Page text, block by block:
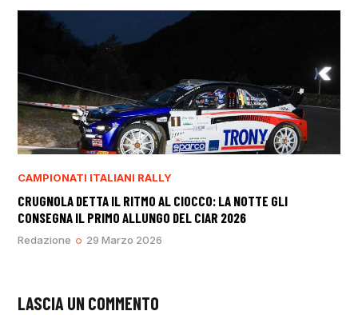
CAMPIONATI ITALIANI RALLY
CRUGNOLA DETTA IL RITMO AL CIOCCO: LA NOTTE GLI
CONSEGNA IL PRIMO ALLUNGO DEL CIAR 2026
Redazione 29 Marzo 2026
LASCIA UN COMMENTO